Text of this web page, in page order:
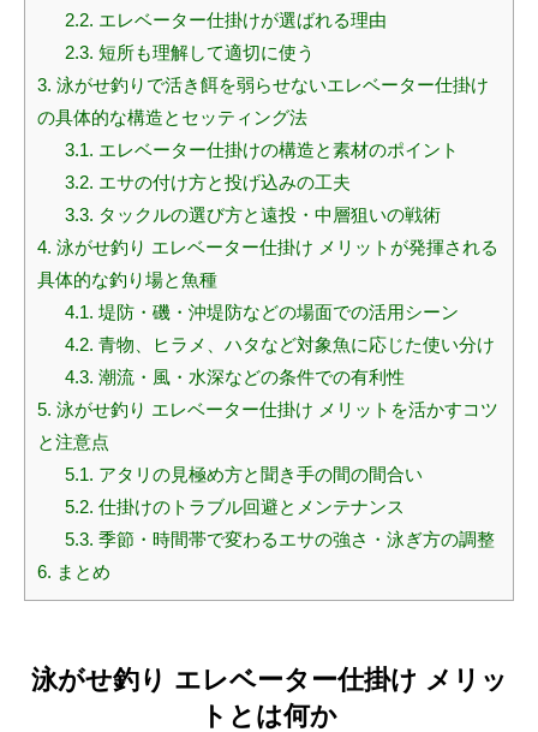
2.2. エレベーター仕掛けが選ばれる理由
2.3. 短所も理解して適切に使う
3. 泳がせ釣りで活き餌を弱らせないエレベーター仕掛け
の具体的な構造とセッティング法
3.1. エレベーター仕掛けの構造と素材のポイント
3.2. エサの付け方と投げ込みの工夫
3.3. タックルの選び方と遠投・中層狙いの戦術
4. 泳がせ釣り エレベーター仕掛け メリットが発揮される
具体的な釣り場と魚種
4.1. 堤防・磯・沖堤防などの場面での活用シーン
4.2. 青物、ヒラメ、ハタなど対象魚に応じた使い分け
4.3. 潮流・風・水深などの条件での有利性
5. 泳がせ釣り エレベーター仕掛け メリットを活かすコツ
と注意点
5.1. アタリの見極め方と聞き手の間の間合い
5.2. 仕掛けのトラブル回避とメンテナンス
5.3. 季節・時間帯で変わるエサの強さ・泳ぎ方の調整
6. まとめ
泳がせ釣り エレベーター仕掛け メリッ
トとは何か